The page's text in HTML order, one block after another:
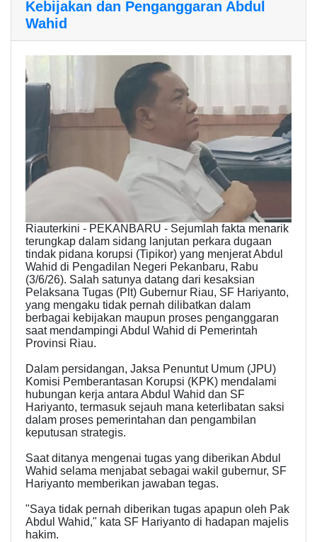
Kebijakan dan Penganggaran Abdul
Wahid
Riauterkini - PEKANBARU - Sejumlah fakta menarik
terungkap dalam sidang lanjutan perkara dugaan
tindak pidana korupsi (Tipikor) yang menjerat Abdul
Wahid di Pengadilan Negeri Pekanbaru, Rabu
(3/6/26). Salah satunya datang dari kesaksian
Pelaksana Tugas (Plt) Gubernur Riau, SF Hariyanto,
yang mengaku tidak pernah dilibatkan dalam
berbagai kebijakan maupun proses penganggaran
saat mendampingi Abdul Wahid di Pemerintah
Provinsi Riau.
Dalam persidangan, Jaksa Penuntut Umum (JPU)
Komisi Pemberantasan Korupsi (KPK) mendalami
hubungan kerja antara Abdul Wahid dan SF
Hariyanto, termasuk sejauh mana keterlibatan saksi
dalam proses pemerintahan dan pengambilan
keputusan strategis.
Saat ditanya mengenai tugas yang diberikan Abdul
Wahid selama menjabat sebagai wakil gubernur, SF
Hariyanto memberikan jawaban tegas.
"Saya tidak pernah diberikan tugas apapun oleh Pak
Abdul Wahid," kata SF Hariyanto di hadapan majelis
hakim.